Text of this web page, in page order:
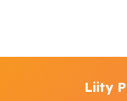
Liity